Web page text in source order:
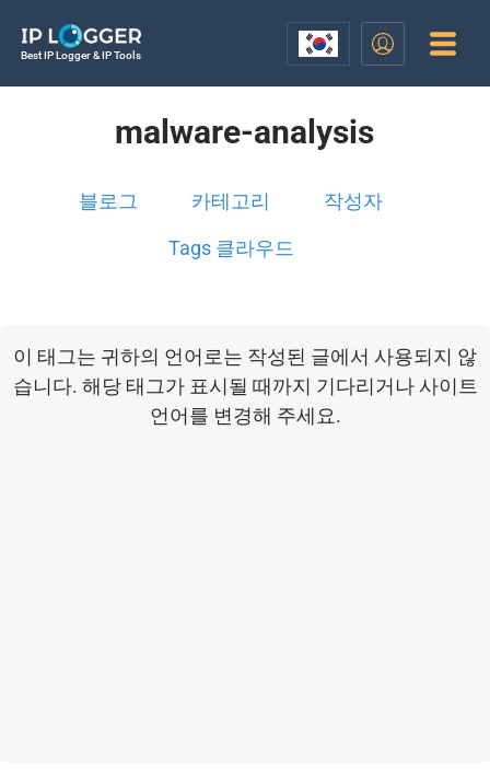
Best IP Logger & IP Tools
malware-analysis
블로그 카테고리 작성자
Tags 클라우드